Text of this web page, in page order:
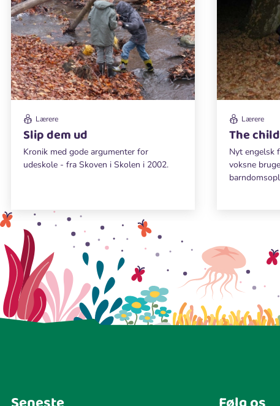
Lærere
Slip dem ud
Kronik med gode argumenter for
udeskole - fra Skoven i Skolen i 2002.
Lærere
The
Nyt engelsk
voksne